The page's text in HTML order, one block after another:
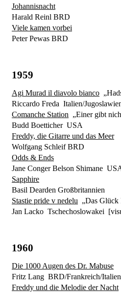
Johannisnacht
Harald Reinl BRD
Viele kamen vorbei
Peter Pewas BRD
1959
Agi Murad il diavolo bianco
Riccardo Freda Italien/
Comanche Station „Einer gibt
Budd Boetticher USA
Freddy, die Gitarre und das Meer
Wolfgang Schleif BRD
Odds & Ends
Jane Conger Belson Shimane
Sapphire
Basil Dearden Großbritannien
Stastie pride v nedelu „Das Glück
Jan Lacko Tschechoslowakei
1960
Die 1000 Augen des Dr. Mabuse
Fritz Lang BRD/Frankreich/Italien
Freddy und die Melodie der Nacht